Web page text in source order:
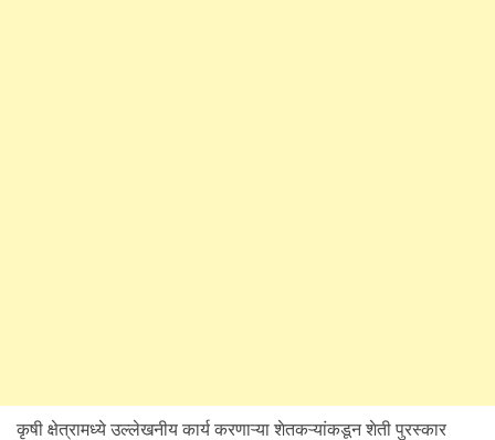
कृषी क्षेत्रामध्ये उल्लेखनीय कार्य करणाऱ्या शेतकऱ्यांकडून शेती पुरस्कार